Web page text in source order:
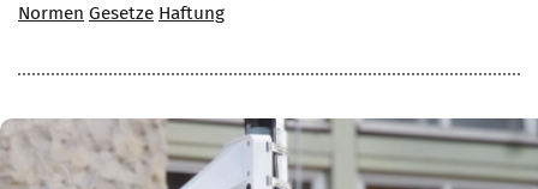
Normen Gesetze Haftung